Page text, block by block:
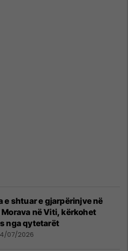
e shtuar e gjarpërinjve në
në Viti, kërkohet
nga qytetarët
07/2026